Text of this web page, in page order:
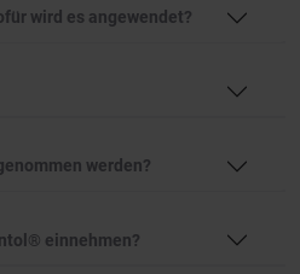
wird es angewendet?
werden?
einnehmen?